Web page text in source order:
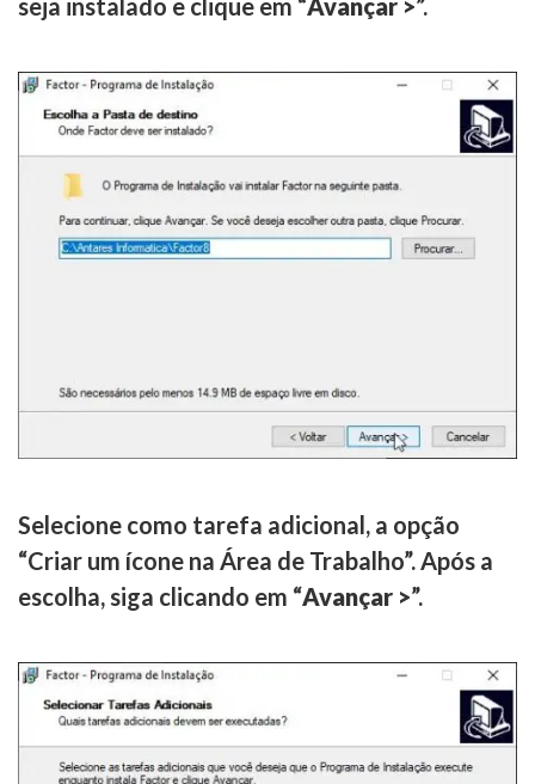
seja instalado e clique em “Avançar >”.
Selecione como tarefa adicional, a opção
“Criar um ícone na Área de Trabalho”. Após a
escolha, siga clicando em “Avançar >”.